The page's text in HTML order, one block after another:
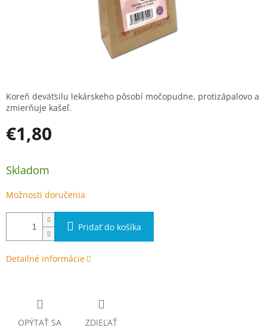
€1,80
Skladom
Možnosti doručenia
Pridať do košíka
Koreň deväťsilu lekárskeho pôsobí močopudne, protizápalovo a
zmierňuje kašeľ.
Detailné informácie
OPÝTAŤ SA ZDIEĽAŤ